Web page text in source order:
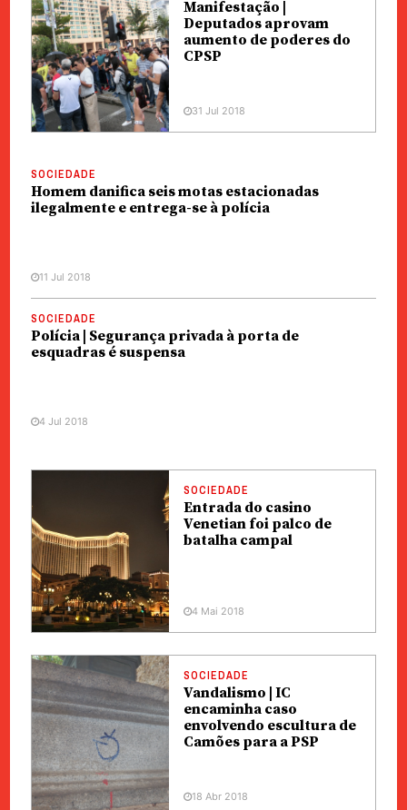
Manifestação |
Deputados aprovam
aumento de poderes do
CPSP
31 Jul 2018
SOCIEDADE
Homem danifica seis motas estacionadas
ilegalmente e entrega-se à polícia
11 Jul 2018
SOCIEDADE
Polícia | Segurança privada à porta de
esquadras é suspensa
4 Jul 2018
SOCIEDADE
Entrada do casino
Venetian foi palco de
batalha campal
4 Mai 2018
SOCIEDADE
Vandalismo | IC
encaminha caso
envolvendo escultura de
Camões para a PSP
18 Abr 2018